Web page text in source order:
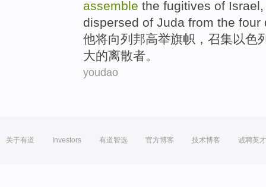
assemble the fugitives of
dispersed of Juda from the four
他将向列 邦高举旗帜， 召集 以色
大的离散者。
youdao
关于有道 Investors 有道智选 官方博客 技术博客 诚聘英才